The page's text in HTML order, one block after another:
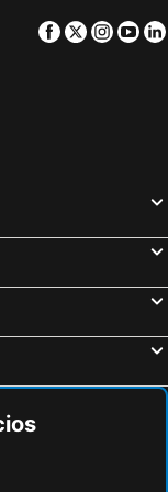
Maryland Hoteles
Florida Hoteles
Facebook
Twitter